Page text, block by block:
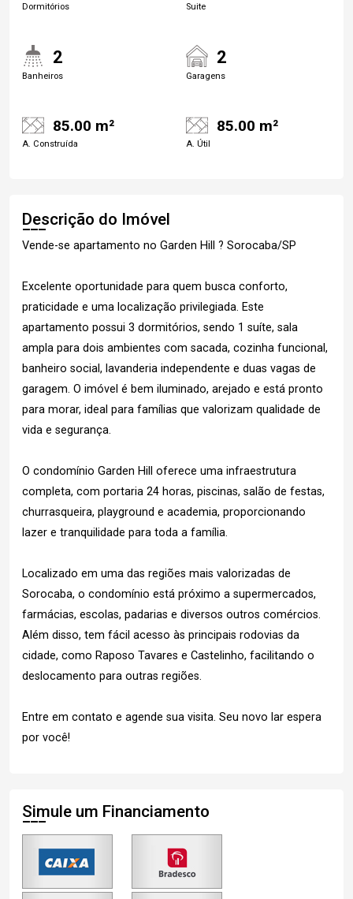
Dormitórios Suite
2
Banheiros
2
Garagens
85.00 m²
A. Construída
85.00 m²
A. Útil
Descrição do Imóvel
Vende-se apartamento no Garden Hill ? Sorocaba/SP
Excelente oportunidade para quem busca conforto,
praticidade e uma localização privilegiada. Este
apartamento possui 3 dormitórios, sendo 1 suíte, sala
ampla para dois ambientes com sacada, cozinha funcional,
banheiro social, lavanderia independente e duas vagas de
garagem. O imóvel é bem iluminado, arejado e está pronto
para morar, ideal para famílias que valorizam qualidade de
vida e segurança.
O condomínio Garden Hill oferece uma infraestrutura
completa, com portaria 24 horas, piscinas, salão de festas,
churrasqueira, playground e academia, proporcionando
lazer e tranquilidade para toda a família.
Localizado em uma das regiões mais valorizadas de
Sorocaba, o condomínio está próximo a supermercados,
farmácias, escolas, padarias e diversos outros comércios.
Além disso, tem fácil acesso às principais rodovias da
cidade, como Raposo Tavares e Castelinho, facilitando o
deslocamento para outras regiões.
Entre em contato e agende sua visita. Seu novo lar espera
por você!
Simule um Financiamento